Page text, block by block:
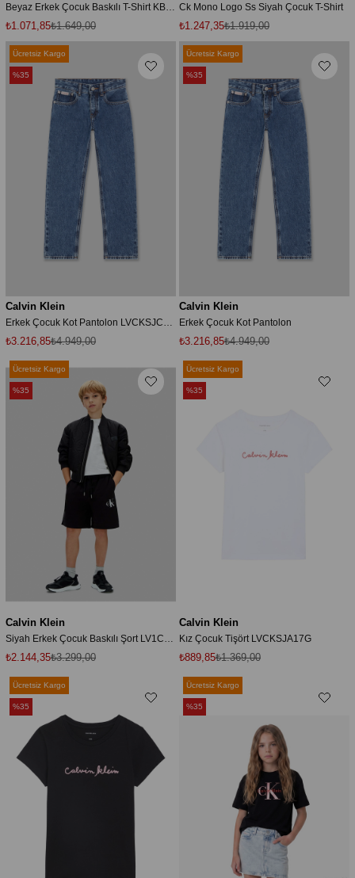
₺1.071,85₺1.649,00
Ck Mono Logo Ss Siyah Çocuk T-Shirt
₺1.247,35₺1.919,00
Calvin Klein
Erkek Çocuk Kot Pantolon LVCKSJC44B
₺3.216,85₺4.949,00
Ücretsiz Kargo
%35
Calvin Klein
Erkek Çocuk Kot Pantolon
₺3.216,85₺4.949,00
Ücretsiz Kargo
%35
Calvin Klein
₺2.144,35₺3.299,00
Ücretsiz Kargo
%35
Calvin Klein
Kız Çocuk Tişört LVCKSJA17G
₺889,85₺1.369,00
Ücretsiz Kargo
%35
Ücretsiz Kargo
%35
Ücretsiz Kargo
%35